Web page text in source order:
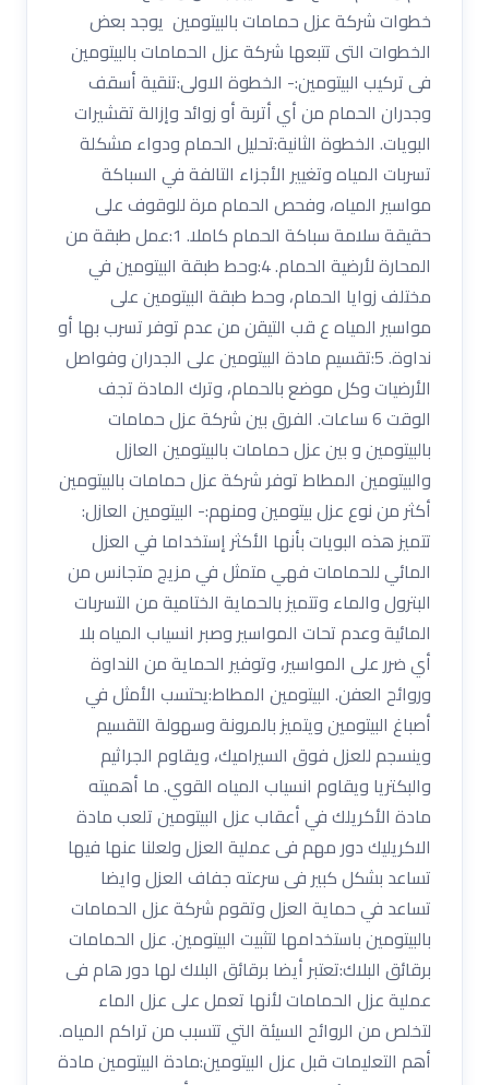
خطوات شركة عزل حمامات بالبيتومين يوجد بعض
الخطوات التى تتبعها شركة عزل الحمامات بالبيتومين
فى تركيب البيتومين:- الخطوة الاولى:تنقية أسقف
وجدران الحمام من أي أتربة أو زوائد وإزالة تقشيرات
البويات. الخطوة الثانية:تحليل الحمام ودواء مشكلة
تسربات المياه وتغيير الأجزاء التالفة في السباكة
مواسير المياه، وفحص الحمام مرة للوقوف على
حقيقة سلامة سباكة الحمام كاملا. 1:عمل طبقة من
المحارة لأرضية الحمام. 4:وحط طبقة البيتومين في
مختلف زوايا الحمام، وحط طبقة البيتومين على
مواسير المياه ع قب التيقن من عدم توفر تسرب بها أو
نداوة. 5:تقسيم مادة البيتومين على الجدران وفواصل
الأرضيات وكل موضع بالحمام، وترك المادة تجف
الوقت 6 ساعات. الفرق بين شركة عزل حمامات
بالبيتومين و بين عزل حمامات بالبيتومين العازل
والبيتومين المطاط توفر شركة عزل حمامات بالبيتومين
أكثر من نوع عزل بيتومين ومنهم:- البيتومين العازل:
تتميز هذه البويات بأنها الأكثر إستخداما في العزل
المائي للحمامات فهي متمثل في مزيج متجانس من
البترول والماء وتتميز بالحماية الختامية من التسربات
المائية وعدم تحات المواسير وصبر انسياب المياه بلا
أي ضرر على المواسير، وتوفير الحماية من النداوة
وروائح العفن. البيتومين المطاط:يحتسب الأمثل في
أصباغ البيتومين ويتميز بالمرونة وسهولة التقسيم
وينسجم للعزل فوق السيراميك، ويقاوم الجراثيم
والبكتريا ويقاوم انسياب المياه القوي. ما أهميته
مادة الأكريلك في أعقاب عزل البيتومين تلعب مادة
الاكريليك دور مهم فى عملية العزل ولعلنا عنها فيها
تساعد بشكل كبير فى سرعته جفاف العزل وايضا
تساعد في حماية العزل وتقوم شركة عزل الحمامات
بالبيتومين باستخدامها لتثبيت البيتومين. عزل الحمامات
برقائق البلاك:تعتبر أيضا برقائق البلاك لها دور هام فى
عملية عزل الحمامات لأنها تعمل على عزل الماء
لتخلص من الروائح السيئة التي تتسبب من تراكم المياه.
أهم التعليمات قبل عزل البيتومين:مادة البيتومين مادة